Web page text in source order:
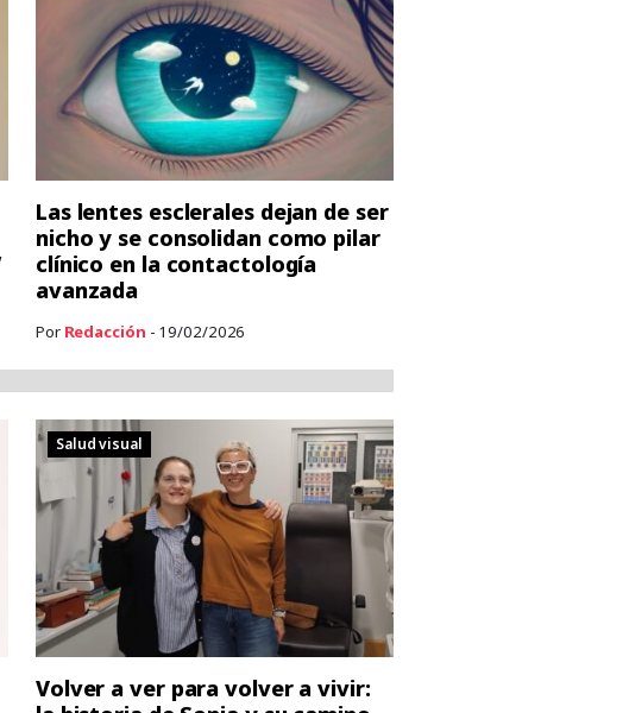
Las lentes esclerales dejan de ser
nicho y se consolidan como pilar
clínico en la contactología
avanzada
Por Redacción - 19/02/2026
Salud visual
Volver a ver para volver a vivir: